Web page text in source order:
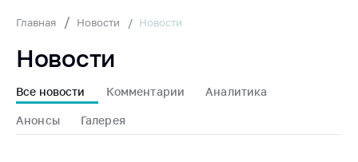
Территориальные
Законодательство
Антикоррупционная
деятельность
Главная Новости Новости
Новости
Все новости Комментарии Аналитика
Анонсы Галерея